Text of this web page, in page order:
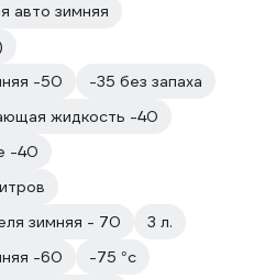
авто зимняя
-50
-35 без запаха
жидкость -40
-40
зимняя - 70
3 л.
-60
-75 °с